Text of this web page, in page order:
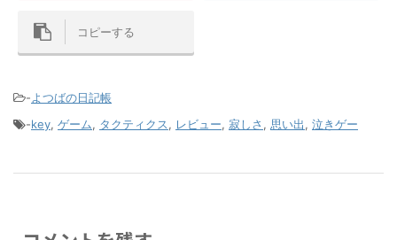
コピーする
-よつばの日記帳
-key, ゲーム, タクティクス, レビュー, 寂しさ , 思い出, 泣きゲー